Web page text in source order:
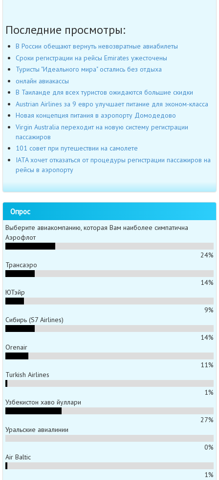
Последние просмотры:
В России обещают вернуть невозвратные авиабилеты
Сроки регистрации на рейсы Emirates ужесточены
Туристы "Идеального мира" остались без отдыха
онлайн авиакассы
В Таиланде для всех туристов ожидаются большие скидки
Austrian Airlines за 9 евро улучшает питание для эконом-класса
Новая концепция питания в аэропорту Домодедово
Virgin Australia переходит на новую систему регистрации
пассажиров
101 совет при путешествии на самолете
IATA хочет отказаться от процедуры регистрации пассажиров на
рейсы в аэропорту
Опрос
Выберите авиакомпанию, которая Вам наиболее симпатична
Аэрофлот
24%
Трансаэро
14%
ЮТэйр
9%
Сибирь (S7 Airlines)
14%
Orenair
11%
Turkish Airlines
1%
Узбекистон хаво йуллари
27%
Уральские авиалинии
0%
Air Baltic
1%